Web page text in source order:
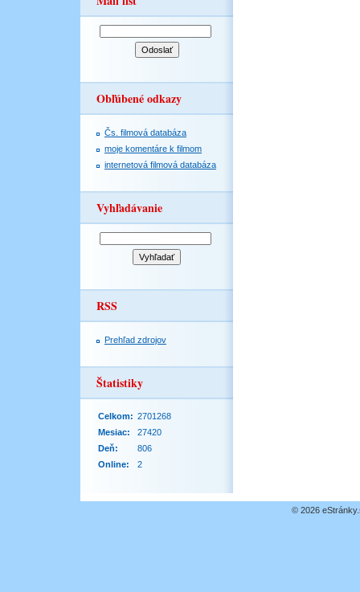
Obľúbené odkazy
Čs. filmová databáza
moje komentáre k filmom
internetová filmová databáza
Vyhľadávanie
RSS
Prehľad zdrojov
Štatistiky
Online: 2
Celkom: 2701268
Mesiac:
27420
Deň:
806
© 2026